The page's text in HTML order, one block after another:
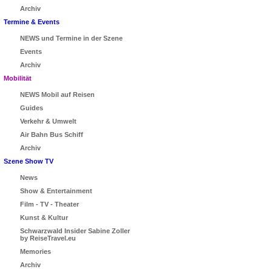
Archiv
Termine & Events
NEWS und Termine in der Szene
Events
Archiv
Mobilität
NEWS Mobil auf Reisen
Guides
Verkehr & Umwelt
Air Bahn Bus Schiff
Archiv
Szene Show TV
News
Show & Entertainment
Film - TV - Theater
Kunst & Kultur
Schwarzwald Insider Sabine Zoller
by ReiseTravel.eu
Memories
Archiv